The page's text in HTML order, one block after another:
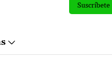
Suscríbete